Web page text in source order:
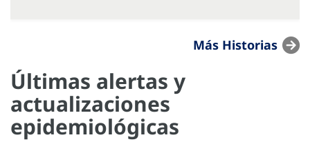
Más Historias
Últimas alertas y
actualizaciones
epidemiológicas